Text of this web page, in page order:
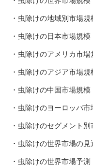
・虫除けの地域別市場規
・虫除けの日本市場規模
・虫除けのアメリカ市場
・虫除けのアジア市場規
・虫除けの中国市場規模
・虫除けのヨーロッパ市
・虫除けのセグメント
・虫除けの世界市場の見
・虫除けの世界市場予測